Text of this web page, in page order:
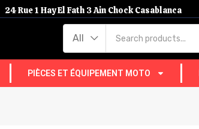
24 Rue 1 Hay El Fath 3 Ain Chock Casablanca
All
PIÈCES ET ÉQUIPEMENT MOTO